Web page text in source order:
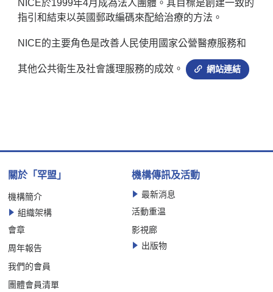
NICE於1999年4月成為法人團體。其目標是創建一致的
指引和結束以英國郵政編碼來配給治療的方法。
NICE的主要角色是改善人民使用國家公營醫療服務和
其他公共衛生及社會護理服務的成效。 網站連結
關於「罕盟」
機構簡介
組織架構
會章
周年報告
我們的會員
團體會員清單
機構傳訊及活動
最新消息
活動重温
影視廊
出版物